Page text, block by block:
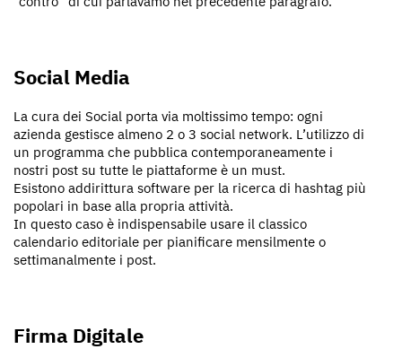
Social Media
La cura dei Social porta via moltissimo tempo: ogni
azienda gestisce almeno 2 o 3 social network. L’utilizzo di
un programma che pubblica contemporaneamente i
nostri post su tutte le piattaforme è un must.
Esistono addirittura software per la ricerca di hashtag più
popolari in base alla propria attività.
In questo caso è indispensabile usare il classico
calendario editoriale per pianificare mensilmente o
settimanalmente i post.
Firma Digitale